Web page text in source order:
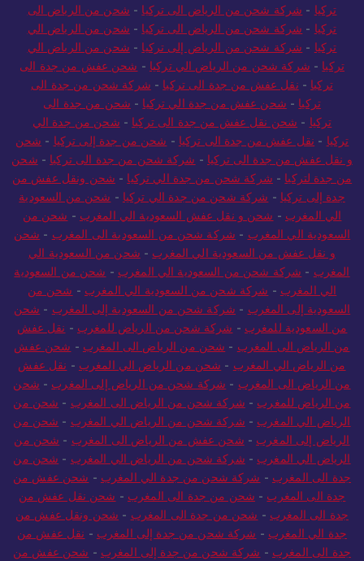
تركيا - شركة شحن من الرياض الى تركيا - شحن من الرياض الى
تركيا - شركة شحن من الرياض الى تركيا - شحن من الرياض الي
تركيا - شركة شحن من الرياض إلى تركيا - شحن من الرياض الي
تركيا - شركة شحن من الرياض الي تركيا - شحن عفش من جدة الى
تركيا - نقل عفش من جدة الى تركيا - شركة شحن من جدة الى
تركيا - شحن عفش من جدة الي تركيا - شحن من جدة الى
تركيا - شحن نقل عفش من جدة الى تركيا - شحن من جدة الي
تركيا - نقل عفش من جدة الى تركيا - شحن من جدة إلى تركيا - شحن
و نقل عفش من جدة الى تركيا - شركة شحن من جدة الى تركيا - شحن
من جدة لتركيا - شركة شحن من جدة الي تركيا - شحن ونقل عفش من
جدة إلى تركيا - شركة شحن من جدة الي تركيا - شحن من السعودية
الي المغرب - شحن و نقل عفش السعودية الي المغرب - شحن من
السعودية الي المغرب - شركة شحن من السعودية الى المغرب - شحن
و نقل عفش من السعودية الي المغرب - شحن من السعودية الي
المغرب - شركة شحن من السعودية الي المغرب - شحن من السعودية
الي المغرب - شركة شحن من السعودية الي المغرب - شحن من
السعودية إلى المغرب - شركة شحن من السعودية إلى المغرب - شحن
من السعودية للمغرب - شركة شحن من الرياض للمغرب - نقل عفش
من الرياض الى المغرب - شحن من الرياض الى المغرب - شحن عفش
من الرياض الي المغرب - شحن من الرياض الي المغرب - نقل عفش
من الرياض الى المغرب - شركة شحن من الرياض إلى المغرب - شحن
من الرياض للمغرب - شركة شحن من الرياض الى المغرب - شحن من
الرياض الي المغرب - شركة شحن من الرياض الي المغرب - شحن من
الرياض إلى المغرب - شحن عفش من الرياض الى المغرب - شحن من
الرياض الي المغرب - شركة شحن من الرياض الي المغرب - شحن من
جدة الى المغرب - شركة شحن من جدة الي المغرب - شحن عفش من
جدة الى المغرب - شحن من جدة الى المغرب - شحن نقل عفش من
جدة الى المغرب - شحن من جدة الى المغرب - شحن ونقل عفش من
جدة الي المغرب - شركة شحن من جدة إلى المغرب - نقل عفش من
جدة الى المغرب - شركة شحن من جدة إلى المغرب - شحن عفش من